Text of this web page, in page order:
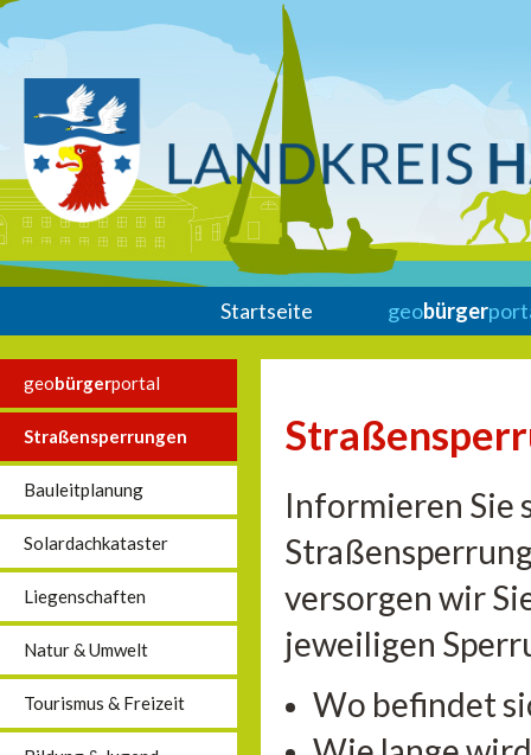
Startseite geobürger
geobürgerportal
Straßensperrungen
Bauleitplanung
Solardachkataster
Liegenschaften
Natur & Umwelt
Tourismus & Freizeit
Informieren Sie
versorgen wir
jeweiligen
Wo befindet